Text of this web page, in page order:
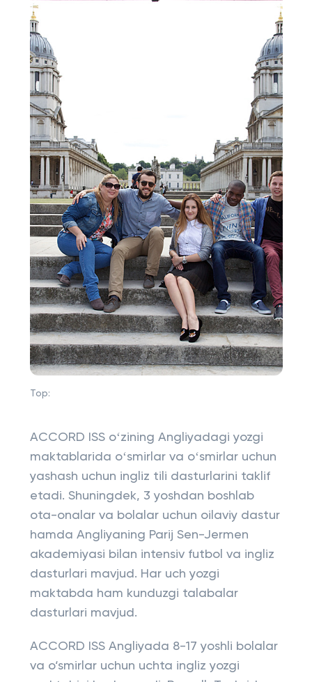
Top:
ACCORD ISS oʻzining Angliyadagi yozgi
maktablarida oʻsmirlar va oʻsmirlar uchun
yashash uchun ingliz tili dasturlarini taklif
etadi. Shuningdek, 3 yoshdan boshlab
ota-onalar va bolalar uchun oilaviy dastur
hamda Angliyaning Parij Sen-Jermen
akademiyasi bilan intensiv futbol va ingliz
dasturlari mavjud. Har uch yozgi
maktabda ham kunduzgi talabalar
dasturlari mavjud.
ACCORD ISS Angliyada 8-17 yoshli bolalar
va o‘smirlar uchun uchta ingliz yozgi